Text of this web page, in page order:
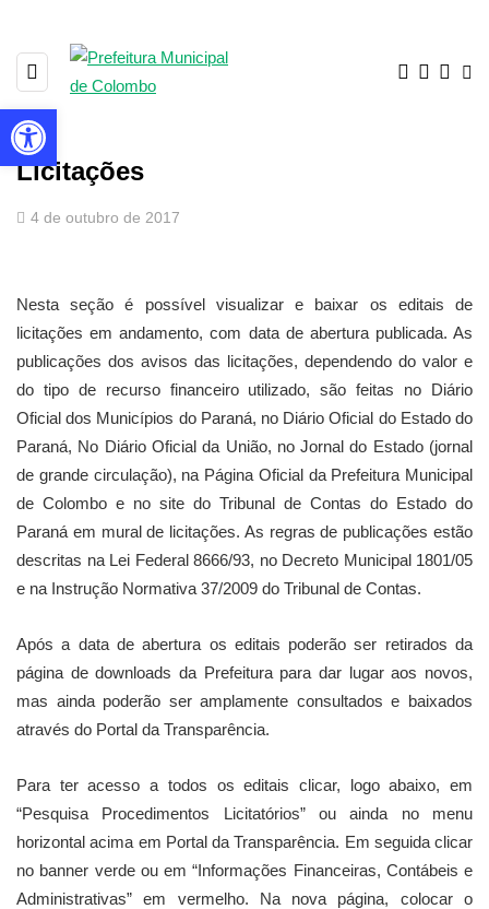
Licitações
4 de outubro de 2017
Nesta seção é possível visualizar e baixar os editais de
licitações em andamento, com data de abertura publicada. As
publicações dos avisos das licitações, dependendo do valor e
do tipo de recurso financeiro utilizado, são feitas no Diário
Oficial dos Municípios do Paraná, no Diário Oficial do Estado do
Paraná, No Diário Oficial da União, no Jornal do Estado (jornal
de grande circulação), na Página Oficial da Prefeitura Municipal
de Colombo e no site do Tribunal de Contas do Estado do
Paraná em mural de licitações. As regras de publicações estão
descritas na Lei Federal 8666/93, no Decreto Municipal 1801/05
e na Instrução Normativa 37/2009 do Tribunal de Contas.
Após a data de abertura os editais poderão ser retirados da
página de downloads da Prefeitura para dar lugar aos novos,
mas ainda poderão ser amplamente consultados e baixados
através do Portal da Transparência.
Para ter acesso a todos os editais clicar, logo abaixo, em
“Pesquisa Procedimentos Licitatórios” ou ainda no menu
horizontal acima em Portal da Transparência. Em seguida clicar
no banner verde ou em “Informações Financeiras, Contábeis e
Administrativas” em vermelho. Na nova página, colocar o
Barra de Ferramentas Aberta